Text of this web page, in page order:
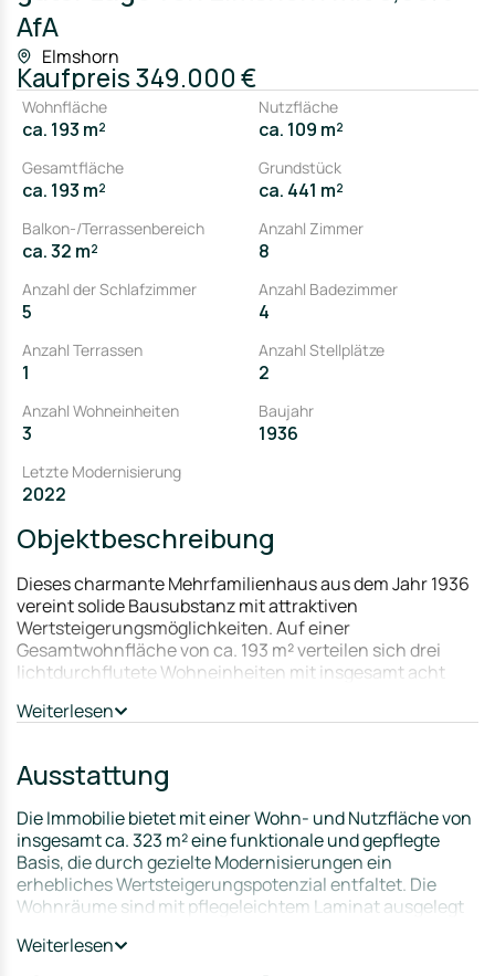
AfA
Elmshorn
Kaufpreis349.000 €
Wohnfläche
ca. 193 m²
Nutzfläche
ca. 109 m²
Gesamtfläche
ca. 193 m²
Grundstück
ca. 441 m²
Balkon-/Terrassenbereich
ca. 32 m²
Anzahl Zimmer
8
Anzahl der Schlafzimmer
5
Anzahl Badezimmer
4
Anzahl Terrassen
1
Anzahl Stellplätze
2
Anzahl Wohneinheiten
3
Baujahr
1936
Letzte Modernisierung
2022
Objektbeschreibung
Dieses charmante Mehrfamilienhaus aus dem Jahr 1936
vereint solide Bausubstanz mit attraktiven
Wertsteigerungsmöglichkeiten. Auf einer
Gesamtwohnfläche von ca. 193 m² verteilen sich drei
lichtdurchflutete Wohneinheiten mit insgesamt acht
durchgeführten Sanierung des Daches sowie des
einem gepflegten Zustand, bietet jedoch im
Innenbereich Spielraum für zeitgemäße
Besonders attraktiv für Investoren: Zwei der drei
Einheiten stehen derzeit leer, was einen sofortigen Start
von Renovierungsarbeiten und eine anschließende
Neuvermietung zu aktuellen Marktpreisen ermöglicht.
schaffen in jedem Raum eine einladende Atmosphäre.
Weiterlesen
Ausstattung
Die Immobilie bietet mit einer Wohn- und Nutzfläche von
insgesamt ca. 323 m² eine funktionale und gepflegte
Basis, die durch gezielte Modernisierungen ein
erhebliches Wertsteigerungspotenzial entfaltet. Die
Wohnräume sind mit pflegeleichtem Laminat ausgelegt
aufgewertet. Alle Einheiten verfügen über vollständige
Weiterlesen